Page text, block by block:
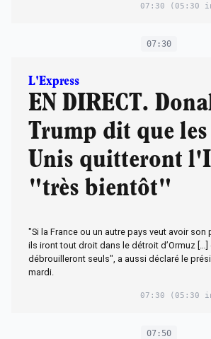
07:30 (05:30
07:30
L'Express
EN DIRECT.
Trump dit que les
Unis quitteront
"très bientôt"
"Si la France ou un autre pays veut avoir son
ils iront tout droit dans le détroit d’Ormuz […]
débrouilleront seuls", a aussi déclaré le
mardi.
07:30 (05:30
07:50